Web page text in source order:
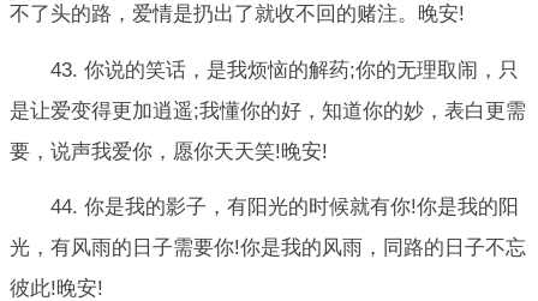
不了头的路，爱情是扔出了就收不回的赌注。晚安!
43. 你说的笑话，是我烦恼的解药;你的无理取闹，只
是让爱变得更加逍遥;我懂你的好，知道你的妙，表白更需
要，说声我爱你，愿你天天笑!晚安!
44. 你是我的影子，有阳光的时候就有你!你是我的阳
光，有风雨的日子需要你!你是我的风雨，同路的日子不忘
彼此!晚安!